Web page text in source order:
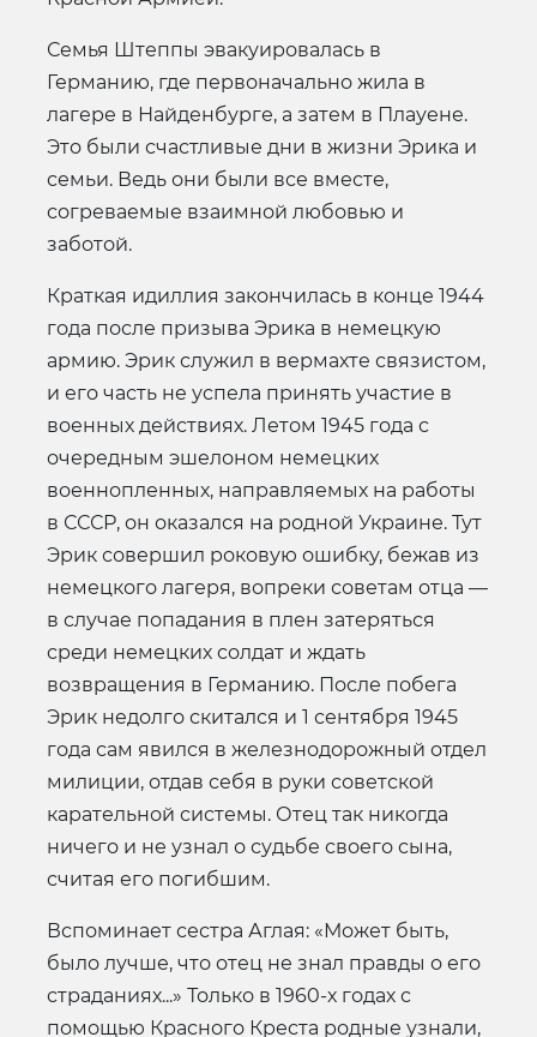
Семья Штеппы эвакуировалась в
Германию, где первоначально жила в
лагере в Найденбурге, а затем в Плауене.
Это были счастливые дни в жизни Эрика и
семьи. Ведь они были все вместе,
согреваемые взаимной любовью и
заботой.
Краткая идиллия закончилась в конце 1944
года после призыва Эрика в немецкую
армию. Эрик служил в вермахте связистом,
и его часть не успела принять участие в
военных действиях. Летом 1945 года с
очередным эшелоном немецких
военнопленных, направляемых на работы
в СССР, он оказался на родной Украине. Тут
Эрик совершил роковую ошибку, бежав из
немецкого лагеря, вопреки советам отца —
в случае попадания в плен затеряться
среди немецких солдат и ждать
возвращения в Германию. После побега
Эрик недолго скитался и 1 сентября 1945
года сам явился в железнодорожный отдел
милиции, отдав себя в руки советской
карательной системы. Отец так никогда
ничего и не узнал о судьбе своего сына,
считая его погибшим.
Вспоминает сестра Аглая: «Может быть,
было лучше, что отец не знал правды о его
страданиях...» Только в 1960-х годах с
помощью Красного Креста родные узнали,